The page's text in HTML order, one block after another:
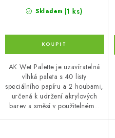
Skladem (1 ks)
AK Wet Palette je uzavíratelná
vlhká paleta s 40 listy
speciálního papíru a 2 houbami,
určená k udržení akrylových
barev a směsí v použitelném...